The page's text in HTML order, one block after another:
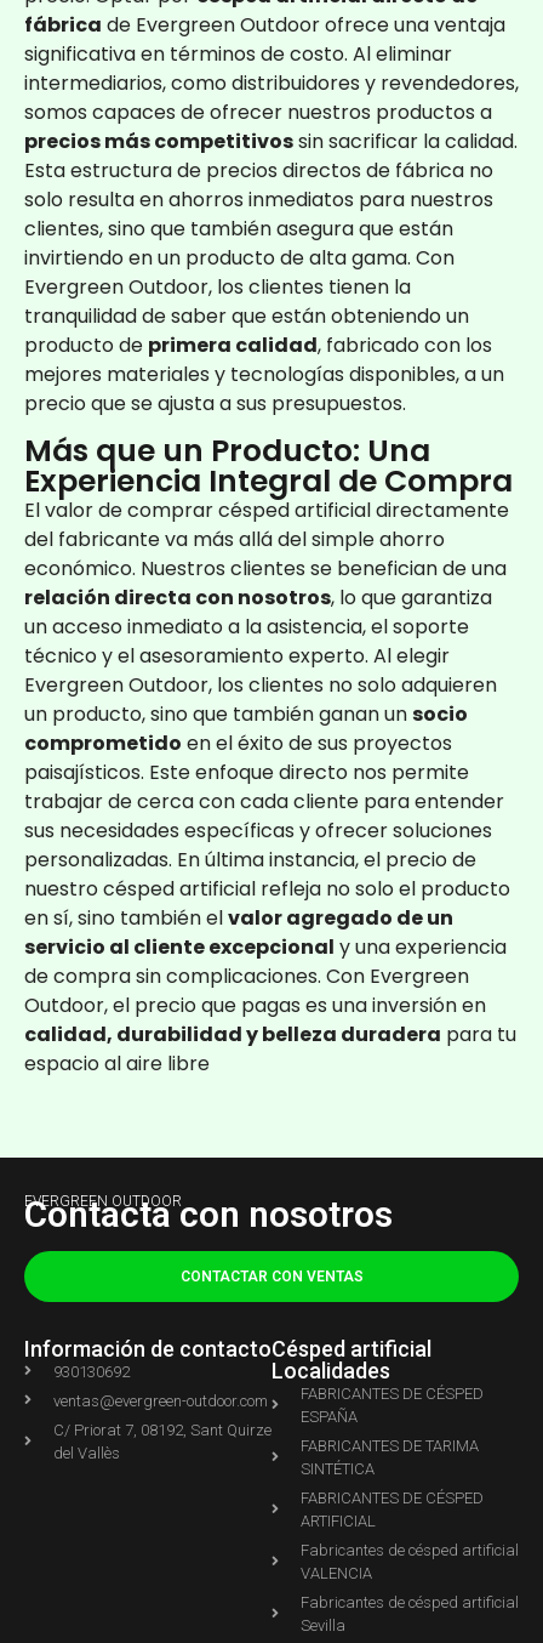
fábrica de Evergreen Outdoor ofrece una ventaja
significativa en términos de costo. Al eliminar
intermediarios, como distribuidores y revendedores,
somos capaces de ofrecer nuestros productos a
precios más competitivossin sacrificar la calidad.
Esta estructura de precios directos de fábrica no
solo resulta en ahorros inmediatos para nuestros
clientes, sino que también asegura que están
invirtiendo en un producto de alta gama. Con
Evergreen Outdoor, los clientes tienen la
tranquilidad de saber que están obteniendo un
producto de primera calidad, fabricado con los
mejores materiales y tecnologías disponibles, a un
precio que se ajusta a sus presupuestos.
Más que un Producto: Una
Experiencia Integral de Compra
El valor de comprar césped artificial directamente
del fabricante va más allá del simple ahorro
económico. Nuestros clientes se benefician de una
relación directa con nosotros, lo que garantiza
un acceso inmediato a la asistencia, el soporte
técnico y el asesoramiento experto. Al elegir
Evergreen Outdoor, los clientes no solo adquieren
un producto, sino que también ganan unsocio
comprometido en el éxito de sus proyectos
paisajísticos. Este enfoque directo nos permite
trabajar de cerca con cada cliente para entender
sus necesidades específicas y ofrecer soluciones
personalizadas. En última instancia, el precio de
nuestro césped artificial refleja no solo el producto
en sí, sino también elvalor agregado de un
servicio al cliente excepcional y una experiencia
de compra sin complicaciones. Con Evergreen
Outdoor, el precio que pagas es una inversión en
calidad, durabilidad y belleza duradera para tu
espacio al aire libre
EVERGREEN OUTDOOR
Contacta con nosotros
CONTACTAR CON VENTAS
Información de contacto
930130692
ventas@evergreen-outdoor.com
C/ Priorat 7, 08192, Sant Quirze
del Vallès
Césped artificial
Localidades
FABRICANTES DE CÉSPED
ESPAÑA
FABRICANTES DE TARIMA
SINTÉTICA
FABRICANTES DE CÉSPED
ARTIFICIAL
Fabricantes de césped artificial
VALENCIA
Fabricantes de césped artificial
Sevilla